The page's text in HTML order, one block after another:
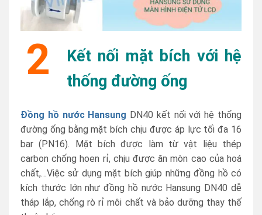
2
Kết nối mặt bích với hệ
thống đường ống
Đồng hồ nước Hansung DN40 kết nối với hệ thống
đường ống bằng mặt bích chịu được áp lực tối đa 16
bar (PN16). Mặt bích được làm từ vật liệu thép
carbon chống hoen rỉ, chịu được ăn mòn cao của hoá
chất,…Việc sử dụng mặt bích giúp những đồng hồ có
kích thước lớn như đồng hồ nước Hansung DN40 dễ
tháp lắp, chống rò rỉ môi chất và bảo dưỡng thay thế